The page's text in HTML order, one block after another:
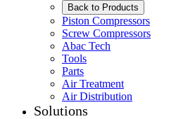
Back to Products
Piston Compressors
Screw Compressors
Abac Tech
Tools
Parts
Air Treatment
Air Distribution
Solutions